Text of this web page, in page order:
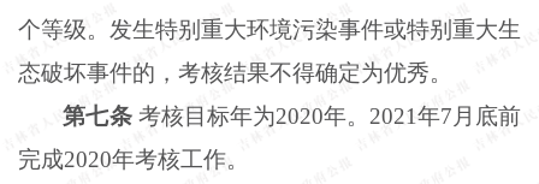
个等级。发生特别重大环境污染事件或特别重大生
态破坏事件的，考核结果不得确定为优秀。
第七条 考核目标年为2020年。2021年7月底前
完成2020年考核工作。